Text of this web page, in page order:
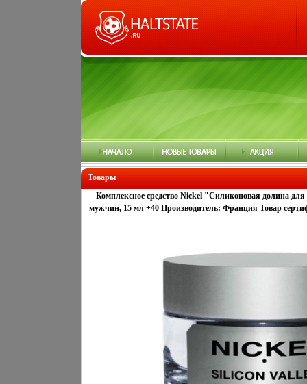
Товары
Комплексное средство Nickel "Силиконовая долина
мужчин, 15 мл +40 Производитель: Франция Товар